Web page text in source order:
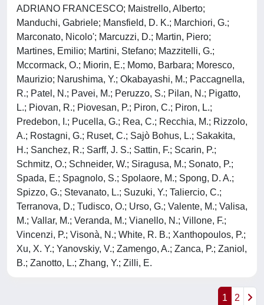
ADRIANO FRANCESCO; Maistrello, Alberto;
Manduchi, Gabriele; Mansfield, D. K.; Marchiori, G.;
Marconato, Nicolo'; Marcuzzi, D.; Martin, Piero;
Martines, Emilio; Martini, Stefano; Mazzitelli, G.;
Mccormack, O.; Miorin, E.; Momo, Barbara; Moresco,
Maurizio; Narushima, Y.; Okabayashi, M.; Paccagnella,
R.; Patel, N.; Pavei, M.; Peruzzo, S.; Pilan, N.; Pigatto,
L.; Piovan, R.; Piovesan, P.; Piron, C.; Piron, L.;
Predebon, I.; Pucella, G.; Rea, C.; Recchia, M.; Rizzolo,
A.; Rostagni, G.; Ruset, C.; Sajò Bohus, L.; Sakakita,
H.; Sanchez, R.; Sarff, J. S.; Sattin, F.; Scarin, P.;
Schmitz, O.; Schneider, W.; Siragusa, M.; Sonato, P.;
Spada, E.; Spagnolo, S.; Spolaore, M.; Spong, D. A.;
Spizzo, G.; Stevanato, L.; Suzuki, Y.; Taliercio, C.;
Terranova, D.; Tudisco, O.; Urso, G.; Valente, M.; Valisa,
M.; Vallar, M.; Veranda, M.; Vianello, N.; Villone, F.;
Vincenzi, P.; Visonà, N.; White, R. B.; Xanthopoulos, P.;
Xu, X. Y.; Yanovskiy, V.; Zamengo, A.; Zanca, P.; Zaniol,
B.; Zanotto, L.; Zhang, Y.; Zilli, E.
1 2